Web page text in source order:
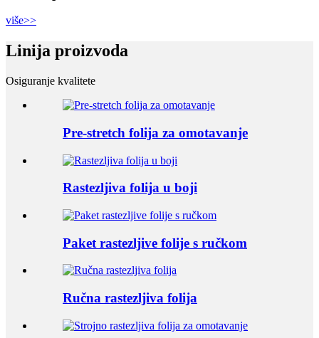
više>>
Linija proizvoda
Osiguranje kvalitete
Pre-stretch folija za omotavanje
Rastezljiva folija u boji
Paket rastezljive folije s ručkom
Ručna rastezljiva folija